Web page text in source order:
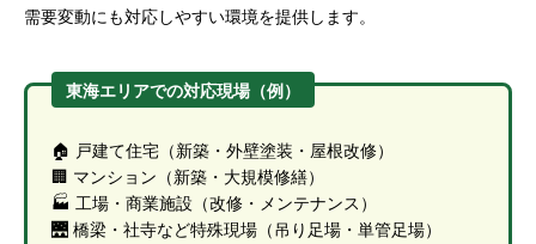
需要変動にも対応しやすい環境を提供します。
東海エリアでの対応現場（例）
🏠 戸建て住宅（新築・外壁塗装・屋根改修）
🏢 マンション（新築・大規模修繕）
🏭 工場・商業施設（改修・メンテナンス）
🌉 橋梁・社寺など特殊現場（吊り足場・単管足場）